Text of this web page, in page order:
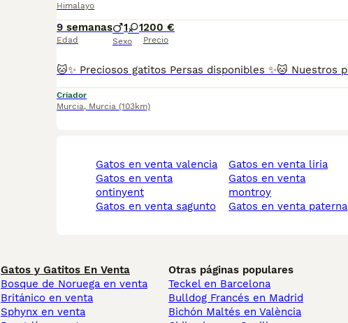
Himalayo
9 semanas
Edad
1 1
Sexo
200 €
Precio
Criador
Murcia, Murcia (103km)
gatos en venta valencia
gatos en venta
ontinyent
gatos en venta sagunto
gatos en venta liria
gatos en venta
montroy
gatos en venta paterna
Gatos y Gatitos En Venta
Bosque de Noruega en venta
Británico en venta
Sphynx en venta
Otras páginas populares
Teckel en Barcelona
Bulldog Francés en Madrid
Bichón Maltés en València